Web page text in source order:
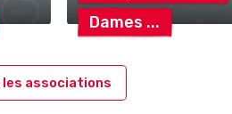
Dames
les associations